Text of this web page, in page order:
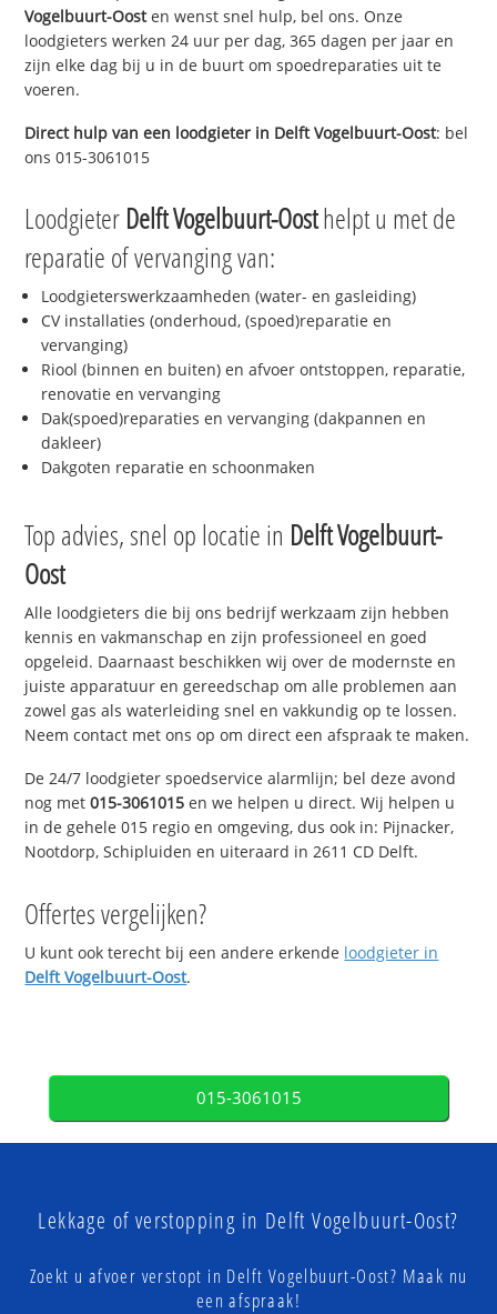
Vogelbuurt-Oosten wenst snel hulp, bel ons. Onze
loodgieters werken 24 uur per dag, 365 dagen per jaar en
zijn elke dag bij u in de buurt om spoedreparaties uit te
voeren.
Direct hulp van een loodgieter in Delft Vogelbuurt-Oost: bel
ons 015-3061015
Loodgieter Delft Vogelbuurt-Oosthelpt u met de
reparatie of vervanging van:
Loodgieterswerkzaamheden (water- en gasleiding)
CV installaties (onderhoud, (spoed)reparatie en
vervanging)
Riool (binnen en buiten) en afvoer ontstoppen, reparatie,
renovatie en vervanging
Dak(spoed)reparaties en vervanging (dakpannen en
dakleer)
Dakgoten reparatie en schoonmaken
Top advies, snel op locatie in Delft Vogelbuurt-
Oost
Alle loodgieters die bij ons bedrijf werkzaam zijn hebben
kennis en vakmanschap en zijn professioneel en goed
opgeleid. Daarnaast beschikken wij over de modernste en
juiste apparatuur en gereedschap om alle problemen aan
zowel gas als waterleiding snel en vakkundig op te lossen.
Neem contact met ons op om direct een afspraak te maken.
De 24/7 loodgieter spoedservice alarmlijn; bel deze avond
nog met015-3061015 en we helpen u direct. Wij helpen u
in de gehele 015 regio en omgeving, dus ook in: Pijnacker,
Nootdorp, Schipluiden en uiteraard in 2611 CD Delft.
Offertes vergelijken?
U kunt ook terecht bij een andere erkende loodgieter in
Delft Vogelbuurt-Oost.
015-3061015
Lekkage of verstopping in Delft Vogelbuurt-Oost?
Zoekt u afvoer verstopt in Delft Vogelbuurt-Oost? Maak nu
een afspraak!